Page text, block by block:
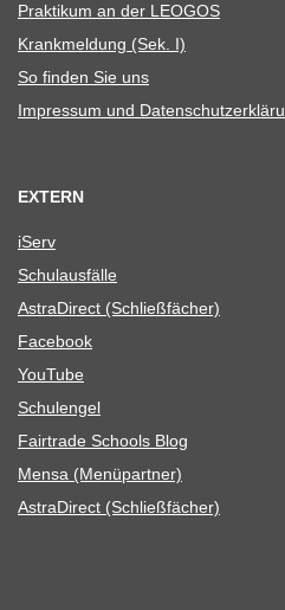
Prak­ti­kum an der LEOGOS
Krank­mel­dung (Sek. I)
So fin­den Sie uns
Impres­sum und
EXTERN
iServ
Schul­aus­fälle
Astra­Di­rect (Schließ­fä­cher)
Face­book
You­Tube
Schul­en­gel
Fair­trade Schools Blog
Mensa (Menü­part­ner)
Astra­Di­rect (Schließ­fä­cher)